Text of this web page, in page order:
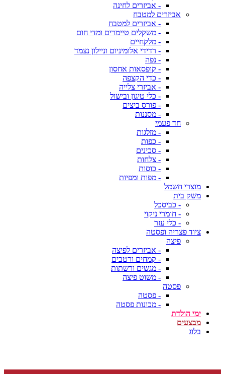
- אביזרים לחינה
אביזרים למטבח
- אביזרים למטבח
- משקלים טיימרים ומדי חום
- מלקחיים
- רדידי אלומיניום וניילון נצמד
- נפה
- קופסאות אחסון
- כדי הקצפה
- אביזרי צלייה
- כלי טיגון ובישול
- פורס ביצים
- מסננות
חד פעמי
- מזלגות
- כפות
- סכינים
- צלחות
- כוסות
- מפות ומפיות
מוצרי חשמל
משק בית
- כביסכל
- חומרי ניקוי
- כלי עזר
ציוד פצריה ופסטה
פיצה
- אביזרים לפיצה
- קמחים ורטבים
- מגשים ורשתות
- משוט פיצה
פסטה
- פסטה
- מכונות פסטה
ימי הולדת
מבצעים
בלוג